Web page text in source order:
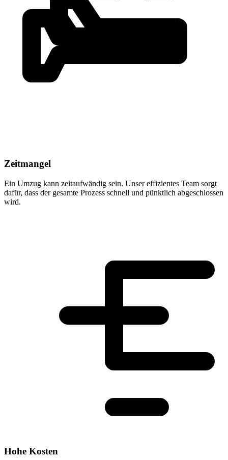
Zeitmangel
Ein Umzug kann zeitaufwändig sein. Unser effizientes Team sorgt
dafür, dass der gesamte Prozess schnell und pünktlich abgeschlossen
wird.
Hohe Kosten